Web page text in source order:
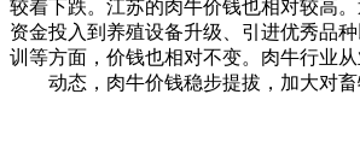
较着下跌。江苏的肉牛价钱也相对较高
资金投入到养殖设备升级、引进优秀品
训等方面，价钱也相对不变。肉牛行业
动态，肉牛价钱稳步提拔，加大对畜